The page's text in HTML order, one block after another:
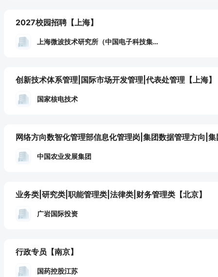
2027校园招聘 【上海】
上海微波技术研究所（中国电子科技集团公司第五十研究所）
创新技术体系管理|国际市场开发管理|代表处管理 【上海】
国家核电技术
中国农业发展集团
业务类|研究类|职能管理类|法律类|财务管理类 【北京】
广岩国际投资
行政专员 【南京】
国药控股江苏